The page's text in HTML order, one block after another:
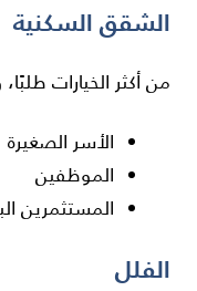
الشقق السكنية
من أكثر الخيارات
الأسر الصغيرة
الموظفين
المستثمرين
الفلل